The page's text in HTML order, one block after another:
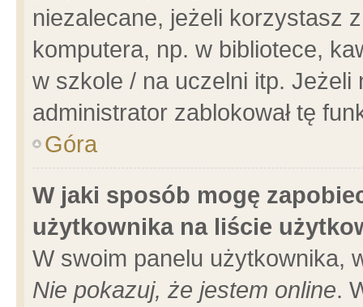
niezalecane, jeżeli korzystasz
komputera, np. w bibliotece,
w szkole / na uczelni itp.
administrator zablokował tę
Góra
W jaki sposób mogę
użytkownika na liście
W swoim panelu użytkownika,
Nie pokazuj, że jestem online.